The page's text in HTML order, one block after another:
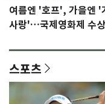
여름엔 '호프', 가을엔 '
사랑'…국제영화제 수
스포츠